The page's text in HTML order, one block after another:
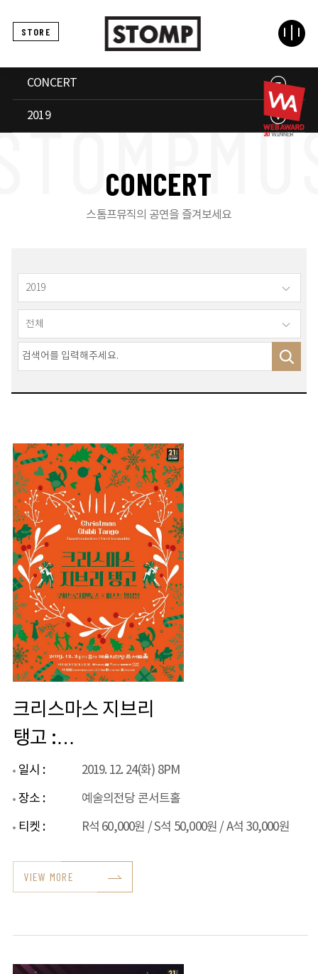
STORE
CONCERT
2019
CONCERT
스톰프뮤직의 공연을 즐겨보세요
크리스마스 지브리
탱고 :
쿠아트로시엔토스X
퍼스트앙상블
일시 :
2019. 12. 24(화) 8PM
장소 :
예술의전당 콘서트홀
티켓 :
R석 60,000원 / S석 50,000원 / A석 30,000원
VIEW MORE